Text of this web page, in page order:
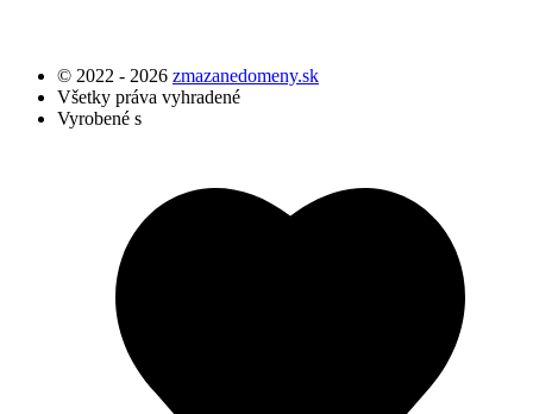
© 2022 - 2026 zmazanedomeny.sk
Všetky práva vyhradené
Vyrobené s